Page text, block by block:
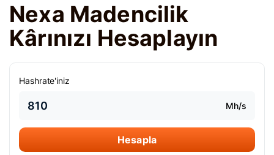
Nexa Madencilik
Kârınızı Hesaplayın
Hashrate'iniz
Mh/s
Hesapla